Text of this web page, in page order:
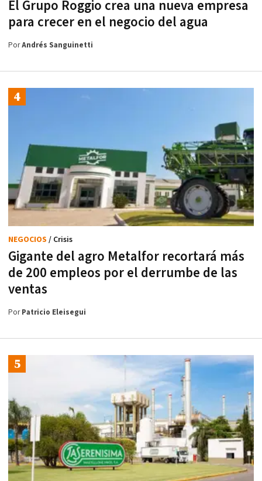
El Grupo Roggio crea una nueva empresa
para crecer en el negocio del agua
PorAndrés Sanguinetti
Gigante del agro Metalfor recortará más
de 200 empleos por el derrumbe de las
ventas
NEGOCIOS / Crisis
PorPatricio Eleisegui